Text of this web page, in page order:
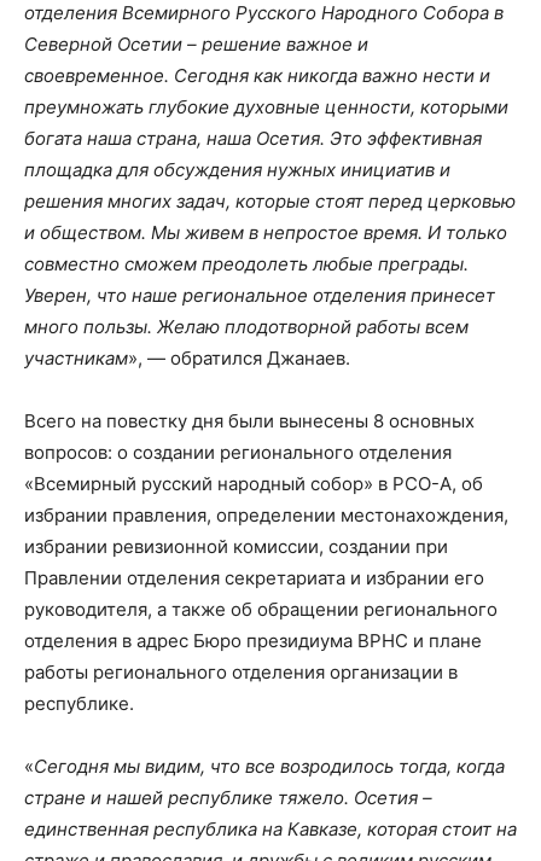
отделения Всемирного Русского Народного Собора в
Северной Осетии – решение важное и
своевременное. Сегодня как никогда важно нести и
преумножать глубокие духовные ценности, которыми
богата наша страна, наша Осетия. Это эффективная
площадка для обсуждения нужных инициатив и
решения многих задач, которые стоят перед церковью
и обществом. Мы живем в непростое время. И только
совместно сможем преодолеть любые преграды.
Уверен, что наше региональное отделения принесет
много пользы. Желаю плодотворной работы всем
участникам», — обратился Джанаев.
Всего на повестку дня были вынесены 8 основных
вопросов: о создании регионального отделения
«Всемирный русский народный собор» в РСО-А, об
избрании правления, определении местонахождения,
избрании ревизионной комиссии, создании при
Правлении отделения секретариата и избрании его
руководителя, а также об обращении регионального
отделения в адрес Бюро президиума ВРНС и плане
работы регионального отделения организации в
республике.
«Сегодня мы видим, что все возродилось тогда, когда
стране и нашей республике тяжело. Осетия –
единственная республика на Кавказе, которая стоит на